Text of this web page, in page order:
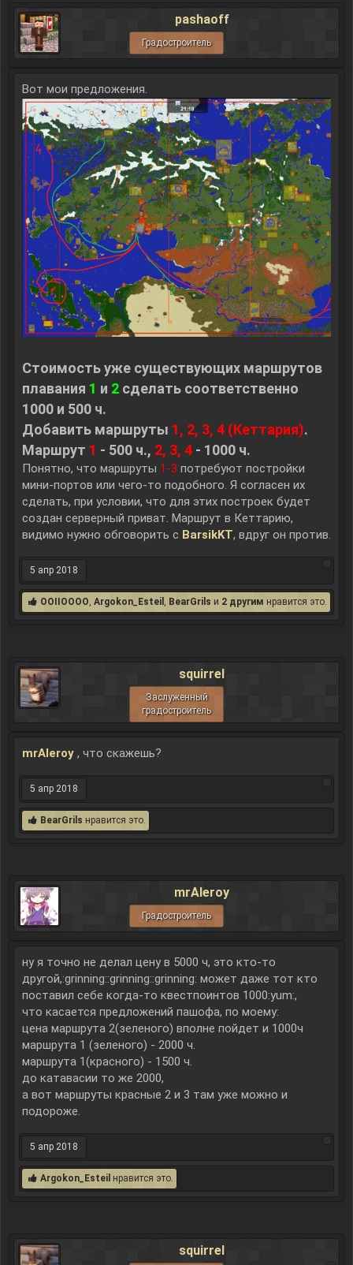
pashaoff
Градостроитель
Вот мои предложения.
Стоимость уже существующих маршрутов
плавания 1 и 2 сделать соответственно
1000 и 500 ч.
Добавить маршруты 1, 2, 3, 4 (Кеттария).
Маршрут 1 - 500 ч., 2, 3, 4 - 1000 ч.
Понятно, что маршруты 1-3 потребуют постройки
мини-портов или чего-то подобного. Я согласен их
сделать, при условии, что для этих построек будет
создан серверный приват. Маршрут в Кеттарию,
видимо нужно обговорить с BarsikKT, вдруг он против.
5 апр 2018
OOIIOOOO, Argokon_Esteil , BearGrils и 2 другим нравится это.
squirrel
Заслуженный
градостроитель
mrAleroy , что скажешь?
5 апр 2018
BearGrils нравится это.
mrAleroy
Градостроитель
ну я точно не делал цену в 5000 ч, это кто-то
другой,:grinning::grinning::grinning: может даже тот кто
поставил себе когда-то квестпоинтов 1000:yum:,
что касается предложений пашофа, по моему:
цена маршрута 2(зеленого) вполне пойдет и 1000ч
маршрута 1 (зеленого) - 2000 ч.
маршрута 1(красного) - 1500 ч.
до катавасии то же 2000,
а вот маршруты красные 2 и 3 там уже можно и
подороже.
5 апр 2018
Argokon_Esteil нравится это.
squirrel